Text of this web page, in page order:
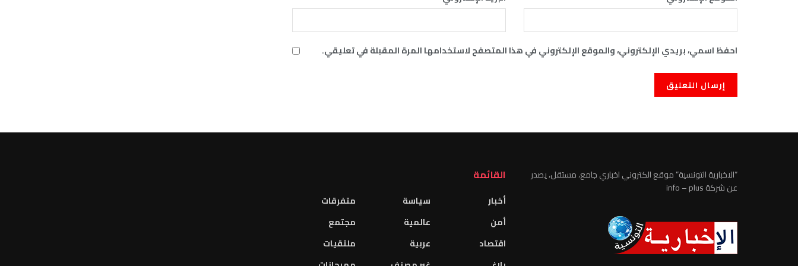
احفظ اسمي، بريدي الإلكتروني، والموقع الإلكتروني في هذا المتصفح لاستخدامها المرة المقبلة في تعليقي.
“الاخبارية التونسية” موقع الكتروني اخباري جامع، مستقل، يصدر
عن شركة info – plus
القائمة
أخبار
أمن
اقتصاد
سياسة
عالمية
عربية
متفرقات
مجتمع
ملتقيات